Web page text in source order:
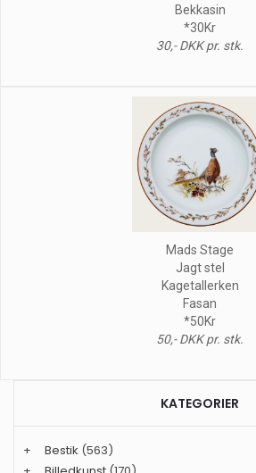
Bekkasin
*30Kr
30,- DKK pr. stk.
Mads Stage
Jagt stel
Kagetallerken
Fasan
*50Kr
50,- DKK pr. stk.
KATEGORIER
+ Bestik (563)